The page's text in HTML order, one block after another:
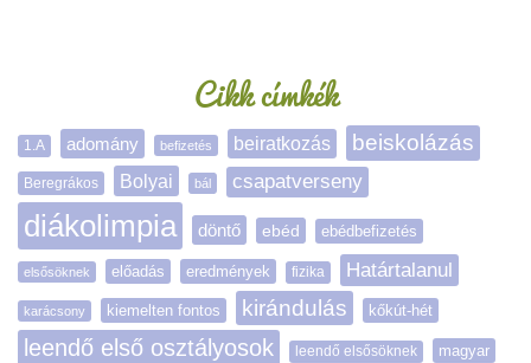
Cikk címkék
1.A adomány befizetés beiratkozás beiskolázás
Beregrákos Bolyai bál csapatverseny
diákolimpia döntő ebéd ebédbefizetés
elsősöknek előadás eredmények fizika Határtalanul
karácsony kiemelten fontos kirándulás kőkút-hét
leendő első osztályosok leendő elsősöknek magyar